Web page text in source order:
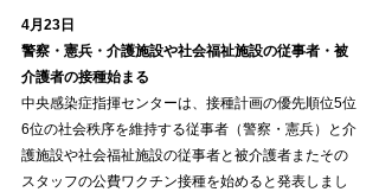
4月23日
警察・憲兵・介護施設や社会福祉施設の従事者・被
介護者の接種始まる
中央感染症指揮センターは、接種計画の優先順位5位
6位の社会秩序を維持する従事者（警察・憲兵）と介
護施設や社会福祉施設の従事者と被介護者またその
スタッフの公費ワクチン接種を始めると発表しまし